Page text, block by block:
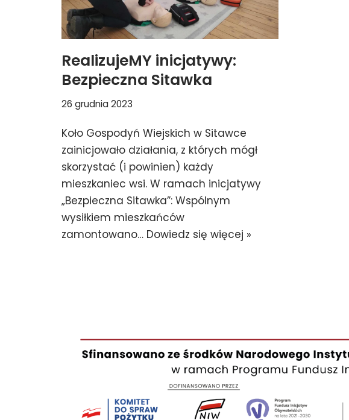
RealizujeMY inicjatywy:
Bezpieczna Sitawka
26 grudnia 2023
Koło Gospodyń Wiejskich w Sitawce
zainicjowało działania, z których mógł
skorzystać (i powinien) każdy
mieszkaniec wsi. W ramach inicjatywy
„Bezpieczna Sitawka”: Wspólnym
wysiłkiem mieszkańców
zamontowano… Dowiedz się więcej »